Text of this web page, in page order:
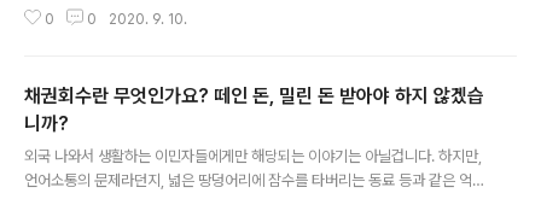
어진 임대차계약은 말 그대로 '계약' 이며,..
가능한가? 학교폭력 피해자의 경우, 보상을 청구할 수는 없
을 갖는 중요한 내용이죠. 이에 대한 글을 써놓았습니다. 법
무법인 박앤코 홈페이지에서 해당 글을 확인해보세요. 아
래에는 부모님들의 주의환기와 자녀에 대한 각별한 애정의
필요성을 강조하는 자료화면 하나 띄웁니다. 현명한 호주
이민생활을 위해 법무법인 박앤코의 알기쉬운 호주 생활법
0 0 2020. 9. 10.
채권회수란 무엇인가요? 떼인 돈, 밀린 돈 받아야 하지 않겠습
니까?
외국 나와서 생활하는 이민자들에게만 해당되는 이야기는 아닐겁니다. 하지만,
언어소통의 문제라던지, 넓은 땅덩어리에 잠수를 타버리는 동료 등과 같은 억울